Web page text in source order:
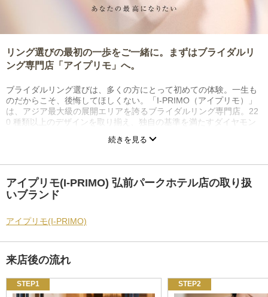
リング選びの最初の一歩をご一緒に。まずはブライダルリ
ング専門店「アイプリモ」へ。
ブライダルリング選びは、多くの方にとって初めての体験。一生も
のだからこそ、後悔してほしくない。「I-PRIMO（アイプリモ）」
は、アジア最大級の展開エリアを誇るブライダルリング専門店。22
0 種類以上のデザインを取り揃え、独自の基準を満たすダイヤモン
す。似合う指輪がわかる「パーソナルハンド診断」、メンテナンス
びです。「最初に訪れてよかった」と思っていただけるサービスと
豊富な品揃えでお待ちしております。リング選びの最初の一歩をご
一緒に。まずは、アイプリモへ。
続きを見る
アイプリモ(I-PRIMO) 弘前パークホテル店の取り扱
いブランド
アイプリモ(I-PRIMO)
来店後の流れ